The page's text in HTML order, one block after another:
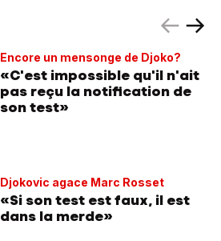
Encore un mensonge de Djoko?
«C'est impossible qu'il n'ait
pas reçu la notification de
son test»
Djokovic agace Marc Rosset
«Si son test est faux, il est
dans la merde»